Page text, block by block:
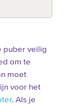
puber veilig
om te
moet
voor het
. Als je